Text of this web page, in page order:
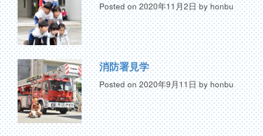
Posted on2020年11月2日byhonbu
消防署見学
Posted on2020年9月11日byhonbu